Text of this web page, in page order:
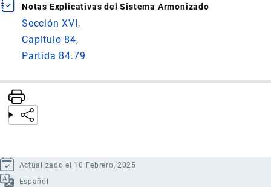
Notas Explicativas del Sistema Armonizado
Sección XVI
Capítulo 84
Partida 84.79
Actualizado el 10 Febrero, 2025
Español